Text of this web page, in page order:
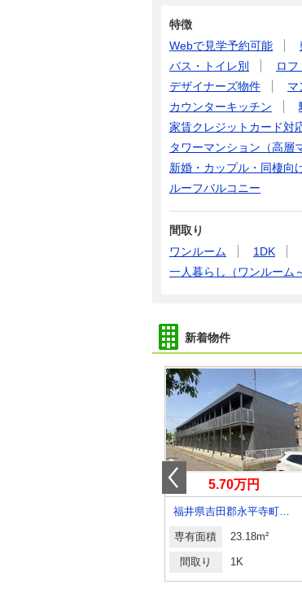
特徴
Webで見学予約可能
バス・トイレ別
ロフ
デザイナーズ物件
マ
カウンターキッチン
家賃クレジットカード対
タワーマンション（高層
新婚・カップル・同棲向
ルーフバルコニー
間取り
ワンルーム
1DK
一人暮らし（ワンルーム
新着物件
5.70万円
福井県吉田郡永平寺町松岡御公領
専有面積 23.18m²
間取り 1K